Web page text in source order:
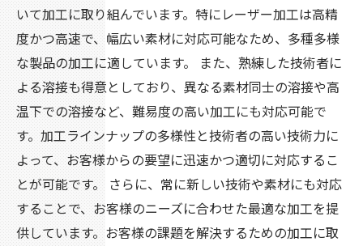
いて加工に取り組んでいます。特にレーザー加工は高精
度かつ高速で、幅広い素材に対応可能なため、多種多様
な製品の加工に適しています。 また、熟練した技術者に
よる溶接も得意としており、異なる素材同士の溶接や高
温下での溶接など、難易度の高い加工にも対応可能で
す。加工ラインナップの多様性と技術者の高い技術力に
よって、お客様からの要望に迅速かつ適切に対応するこ
とが可能です。 さらに、常に新しい技術や素材にも対応
することで、お客様のニーズに合わせた最適な加工を提
供しています。お客様の課題を解決するための加工に取